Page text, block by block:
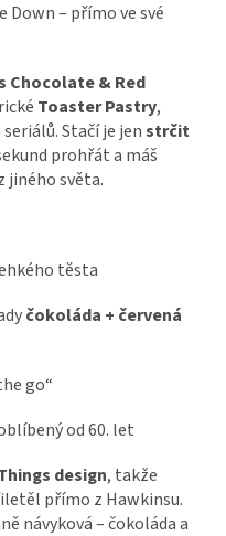
Down – přímo ve své
Chocolate & Red
Toaster Pastry,
Stačí je jenstrčit
prohřát a máš
jiného světa.
těsta
čokoláda + červená
go“
od 60. let
design, takže
přímo z Hawkinsu.
návyková – čokoláda a